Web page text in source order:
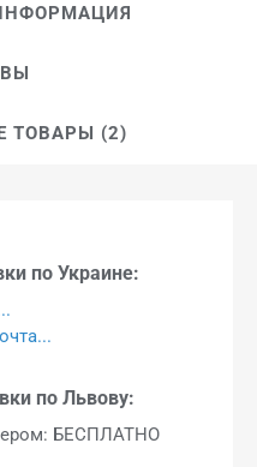
ТОВАРЫ (2)
по Украине:
по Львову:
БЕСПЛАТНО